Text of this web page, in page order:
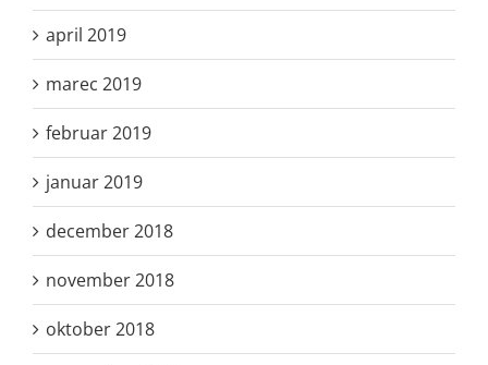
april 2019
marec 2019
februar 2019
januar 2019
december 2018
november 2018
oktober 2018